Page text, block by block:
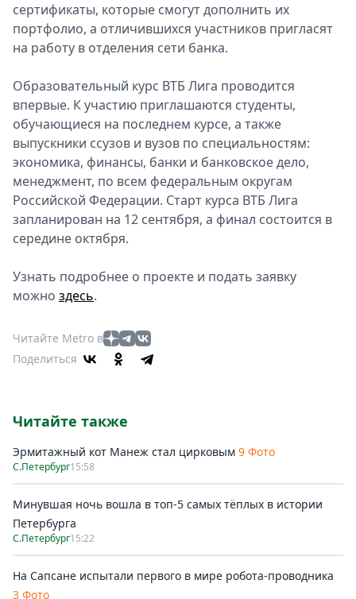
сертификаты, которые смогут дополнить их
портфолио, а отличившихся участников пригласят
на работу в отделения сети банка.
Образовательный курс ВТБ Лига проводится
впервые. К участию приглашаются студенты,
обучающиеся на последнем курсе, а также
выпускники ссузов и вузов по специальностям:
экономика, финансы, банки и банковское дело,
менеджмент, по всем федеральным округам
Российской Федерации. Старт курса ВТБ Лига
запланирован на 12 сентября, а финал состоится в
середине октября.
Узнать подробнее о проекте и подать заявку
можно здесь.
Читайте Metro в
Поделиться
Читайте также
Эрмитажный кот Манеж стал цирковым 9 Фото
С.Петербург15:58
Минувшая ночь вошла в топ-5 самых тёплых в истории
Петербурга
С.Петербург15:22
На Сапсане испытали первого в мире робота-проводника
3 Фото